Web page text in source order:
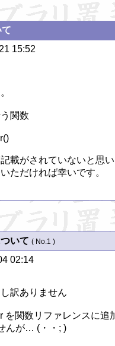
15:52
関数
載がされていないと思
いて ( No.1 )
02:14
訳ありません
を関数リファレンスに
んが… (・・; )